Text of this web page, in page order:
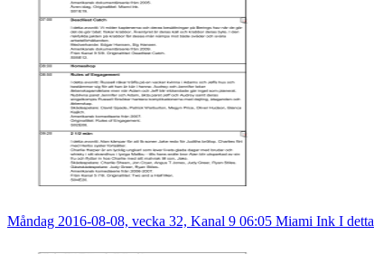
Måndag 2016-08-08, vecka 32, Kanal 9 06:05 Miami Ink I detta